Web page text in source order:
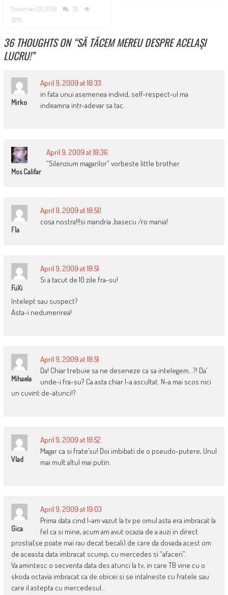
November 26, 2008
35
3279
36 THOUGHTS ON “SĂ TĂCEM MEREU DESPRE ACELAŞI
LUCRU!”
Mirko
April 9, 2009 at 18:33
in fata unui asemenea individ, self-respect-ul ma
indeamna intr-adevar sa tac.
Mos Califar
April 9, 2009 at 18:36
“Silenzium magarilor” vorbeste little brother
Fla
April 9, 2009 at 18:50
cosa nostra!!!si mandria ,basecu /ro mania!
FuXi
April 9, 2009 at 18:51
Si a tacut de 10 zile fra-su!
Intelept sau suspect?
Asta-i nedumerirea!
Mihaela
April 9, 2009 at 18:51
Da! Chiar trebuie sa ne deseneze ca sa intelegem…?! Da’
unde-i fra-su? Ca asta chiar l-a ascultat. N-a mai scos nici
un cuvint de-atunci!?
Vlad
April 9, 2009 at 18:52
Magar ca si frate’su! Doi imbibati de o pseudo-putere, Unul
mai mult altul mai putin.
Gica
April 9, 2009 at 19:03
Prima data cind l-am vazut la tv pe omul asta era imbracat la
fel ca si mine, acum am avut ocazia de a auzi in direct
prostia(se poate mai rau decat becali) de care da dovada acest om
de aceasta data imbracat scump, cu mercedes si “afaceri”.
Va amintesc o secventa data des atunci la tv, in care TB vine cu o
skoda octavia imbracat ca de obicei si se intalneste cu fratele sau
care il astepta cu mercedesul…